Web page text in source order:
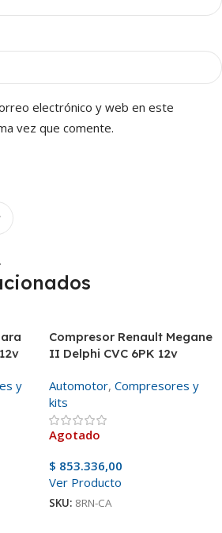
electrónico y web en este
vez que comente.
y
Compresor Renault Megane
II Delphi CVC 6PK 12v
Automotor, Compresores y
kits
Agotado
$ 853.336,00
Ver Producto
SKU: 8RN-CA